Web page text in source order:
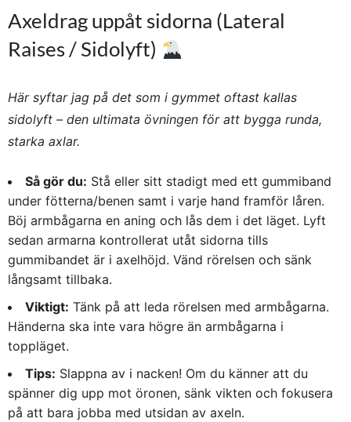
Axeldrag uppåt sidorna (Lateral
Raises / Sidolyft)
Här syftar jag på det som i gymmet oftast kallas
sidolyft – den ultimata övningen för att bygga runda,
starka axlar.
Så gör du: Stå eller sitt stadigt med ett gummiband
under fötterna/benen samt i varje hand framför låren.
Böj armbågarna en aning och lås dem i det läget. Lyft
sedan armarna kontrollerat utåt sidorna tills
gummibandet är i axelhöjd. Vänd rörelsen och sänk
långsamt tillbaka.
Viktigt: Tänk på att leda rörelsen med armbågarna.
Händerna ska inte vara högre än armbågarna i
toppläget.
Tips: Slappna av i nacken! Om du känner att du
spänner dig upp mot öronen, sänk vikten och fokusera
på att bara jobba med utsidan av axeln.